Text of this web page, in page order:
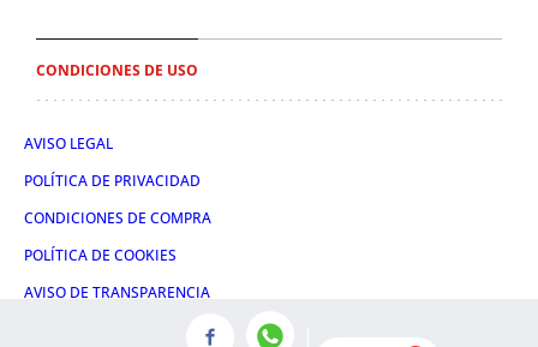
CONDICIONES DE USO
AVISO LEGAL
POLÍTICA DE PRIVACIDAD
CONDICIONES DE COMPRA
POLÍTICA DE COOKIES
AVISO DE TRANSPARENCIA